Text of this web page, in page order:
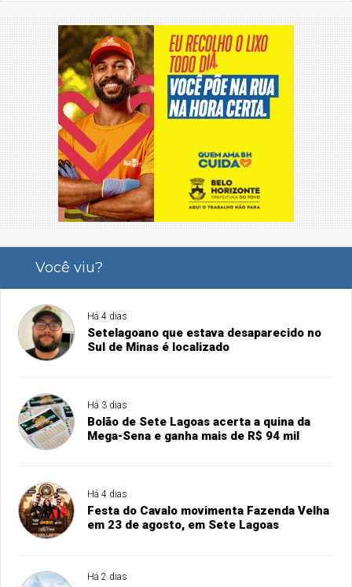
Você viu?
Há 4 dias
Setelagoano que estava desaparecido no
Sul de Minas é localizado
Há 3 dias
Bolão de Sete Lagoas acerta a quina da
Mega-Sena e ganha mais de R$ 94 mil
Há 4 dias
Festa do Cavalo movimenta Fazenda Velha
em 23 de agosto, em Sete Lagoas
Há 2 dias